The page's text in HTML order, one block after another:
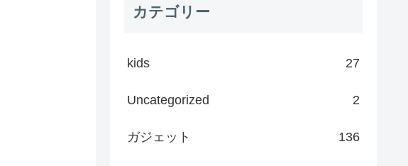
カテゴリー
kids 27
Uncategorized 2
ガジェット 136